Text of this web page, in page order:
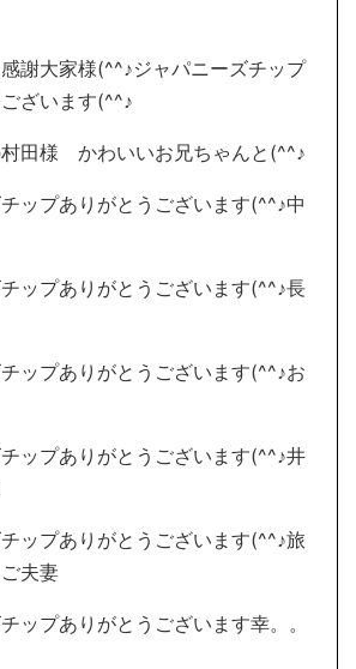
謝大家様(^^♪ジャパニーズチップ
ざいます(^^♪
田様 かわいいお兄ちゃんと(^^♪
ップありがとうございます(^^♪中
ップありがとうございます(^^♪長
ップありがとうございます(^^♪お
ップありがとうございます(^^♪井
ップありがとうございます(^^♪旅
夫妻
ップありがとうございます幸。。